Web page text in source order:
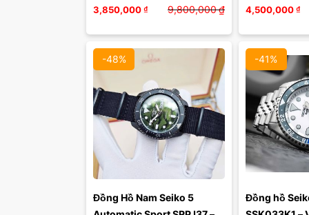
3,850,000 ₫ 9,800,000₫
Stainless
4,500,000₫
-48%
Đồng Hồ Nam Seiko 5
-41%
Đồng hồ